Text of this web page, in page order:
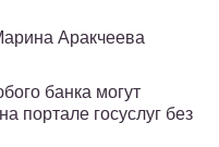
Аракчеева
банка могут
портале госуслуг без